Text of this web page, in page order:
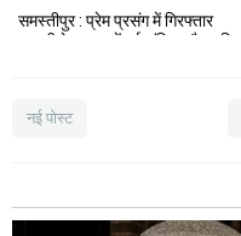
समस्तीपुर : प्रेम प्रसंग में गिरफ्तार
लड़की के हाजत में हुई संदिग्ध मौत,पुलिस
नई पोस्ट